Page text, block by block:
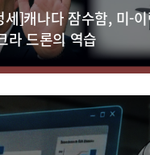
]캐나다 잠수함, 미-
라 드론의 역습